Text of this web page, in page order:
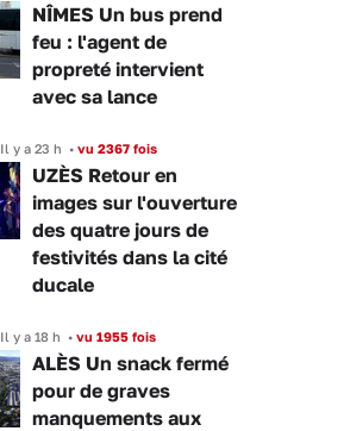
NÎMES Un bus prend
feu : l'agent de
propreté intervient
avec sa lance
Il y a 23 h • vu 2367 fois
UZÈS Retour en
images sur l'ouverture
des quatre jours de
festivités dans la cité
ducale
Il y a 18 h • vu 1955 fois
ALÈS Un snack fermé
pour de graves
manquements aux